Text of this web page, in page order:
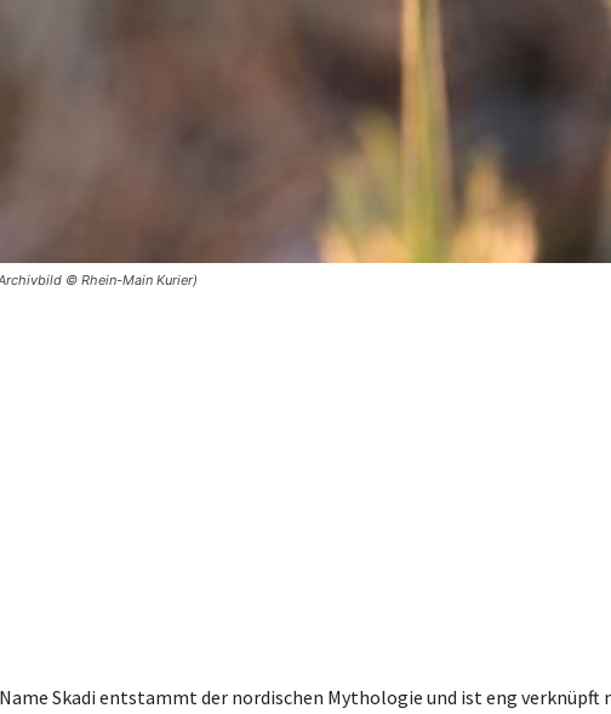
© Rhein-Main Kurier)
Skadi entstammt der nordischen Mythologie und ist eng verknüpft